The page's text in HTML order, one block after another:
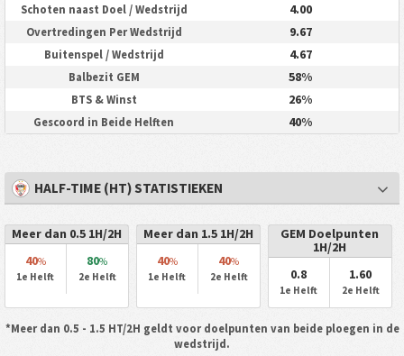
Schoten naast Doel / Wedstrijd 4.00
Overtredingen Per Wedstrijd 9.67
Buitenspel / Wedstrijd 4.67
Balbezit GEM 58%
BTS & Winst 26%
Gescoord in Beide Helften 40%
HALF-TIME (HT) STATISTIEKEN
Meer dan 0.5 1H/2H
40%
1e Helft
80%
2e Helft
Meer dan 1.5 1H/2H
40%
1e Helft
40%
2e Helft
GEM Doelpunten
1H/2H
0.8
1e Helft
1.60
2e Helft
*Meer dan 0.5 - 1.5 HT/2H geldt voor doelpunten van beide ploegen in de
wedstrijd.